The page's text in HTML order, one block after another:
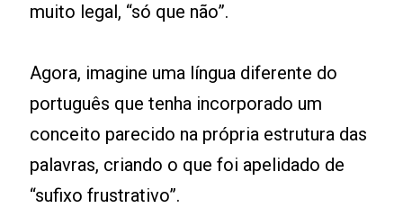
muito legal, “só que não”.
Agora, imagine uma língua diferente do
português que tenha incorporado um
conceito parecido na própria estrutura das
palavras, criando o que foi apelidado de
“sufixo frustrativo”.